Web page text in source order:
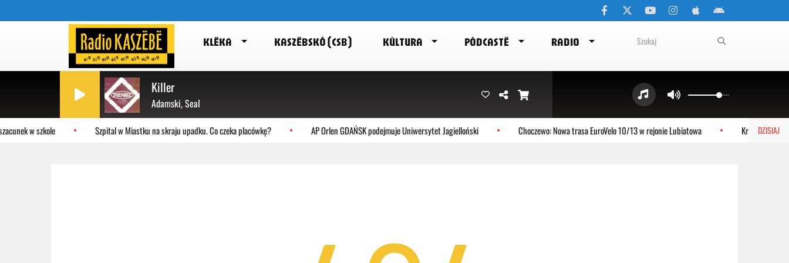
KLËKA KASZËBSKÔ (CSB) KÙLTURA PÒDCASTË RADIO
Killer
Adamski, Seal
DZISIAJ
w szkole Szpital w Miastku na skraju upadku. Co czeka placówkę? AP Orlen GDAŃSK podejmuje Uniwersytet Jagielloński Choczewo: Nowa trasa EuroVelo 10/13 w rejonie Lubiatowa Krzysztof